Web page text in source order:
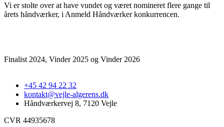
Vi er stolte over at have vundet og været nomineret flere gange til
årets håndværker, i Anmeld Håndværker konkurrencen.
Finalist 2024, Vinder 2025 og Vinder 2026
+45 42 94 22 32
kontakt@vejle-algerens.dk
Håndværkervej 8, 7120 Vejle
CVR 44935678